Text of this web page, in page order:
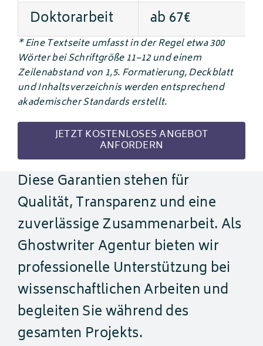
Doktorarbeit
ab 67€
* Eine Textseite umfasst in der Regel etwa 300
Wörter bei Schriftgröße 11–12 und einem
Zeilenabstand von 1,5. Formatierung, Deckblatt
und Inhaltsverzeichnis werden entsprechend
akademischer Standards erstellt.
JETZT KOSTENLOSES ANGEBOT
ANFORDERN
Diese Garantien stehen für
Qualität, Transparenz und eine
zuverlässige Zusammenarbeit. Als
Ghostwriter Agentur bieten wir
professionelle Unterstützung bei
wissenschaftlichen Arbeiten und
begleiten Sie während des
gesamten Projekts.